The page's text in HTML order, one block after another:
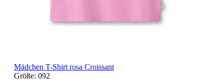
Mädchen T-Shirt rosa Croissant
Größe: 092